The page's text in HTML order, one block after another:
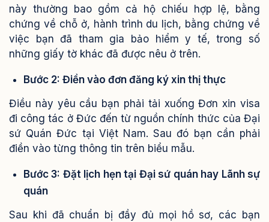
này thường bao gồm cả hộ chiếu hợp lệ, bằng
chứng về chỗ ở, hành trình du lịch, bằng chứng về
việc bạn đã tham gia bảo hiểm y tế, trong số
những giấy tờ khác đã được nêu ở trên.
Bước 2: Điền vào đơn đăng ký xin thị thực
Điều này yêu cầu bạn phải tải xuống Đơn xin visa
đi công tác ở Đức đến từ nguồn chính thức của Đại
sứ Quán Đức tại Việt Nam. Sau đó bạn cần phải
điền vào từng thông tin trên biểu mẫu.
Bước 3: Đặt lịch hẹn tại Đại sứ quán hay Lãnh sự
quán
Sau khi đã chuẩn bị đầy đủ mọi hồ sơ, các bạn